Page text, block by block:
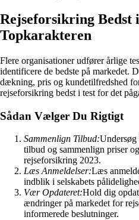
Rejseforsikring Bedst
Topkarakteren
Flere organisationer udfører årlige
identificere de bedste på markedet.
dækning, pris og kundetilfredshed
rejseforsikring bedst i test for det
Sådan Vælger Du Rigtigt
Sammenlign Tilbud:Undersøg
tilbud og sammenlign priser
rejseforsikring 2023.
Læs Anmeldelser:Læs
indblik i selskabets
Vær Opdateret:Hold dig
ændringer på markedet for
informerede beslutninger.